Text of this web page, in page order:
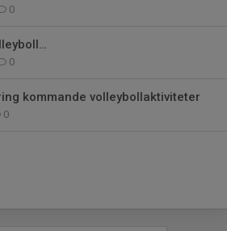
0
0
kommande volleybollaktiviteter
0